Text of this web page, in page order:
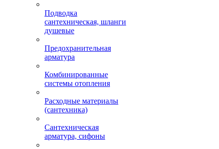
Подводка
сантехническая, шланги
душевые
Предохранительная
арматура
Комбинированные
системы отопления
Расходные материалы
(сантехника)
Сантехническая
арматура, сифоны